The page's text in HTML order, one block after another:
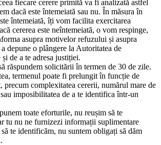
fiecare cerere primită va fi analizată astfel
dacă este întemeiată sau nu. În măsura în
întemeiată, îți vom facilita exercitarea
cererea este neîntemeiată, o vom respinge,
asupra motivelor refuzului și asupra
depune o plângere la Autoritatea de
și de a te adresa justiției.
răspundem solicitării în termen de 30 de zile.
termenul poate fi prelungit în funcție de
precum complexitatea cererii, numărul mare de
imposibilitatea de a te identifica într-un
toate eforturile, nu reușim să te
tu nu ne furnizezi informații suplimentare
te identificăm, nu suntem obligați să dăm